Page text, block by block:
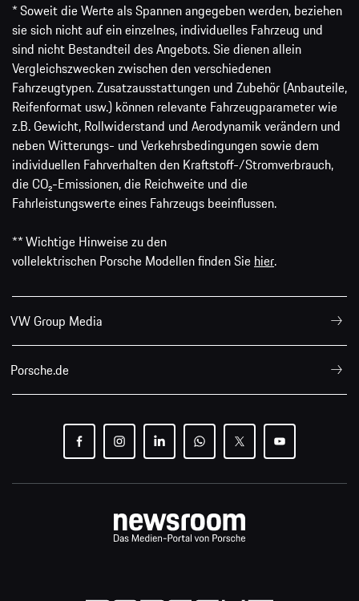
* Soweit die Werte als Spannen angegeben werden, beziehen
sie sich nicht auf ein einzelnes, individuelles Fahrzeug und
sind nicht Bestandteil des Angebots. Sie dienen allein
Vergleichszwecken zwischen den verschiedenen
Fahrzeugtypen. Zusatzausstattungen und Zubehör (Anbauteile,
Reifenformat usw.) können relevante Fahrzeugparameter wie
z.B. Gewicht, Rollwiderstand und Aerodynamik verändern und
neben Witterungs- und Verkehrsbedingungen sowie dem
individuellen Fahrverhalten den Kraftstoff-/Stromverbrauch,
die CO₂-Emissionen, die Reichweite und die
Fahrleistungswerte eines Fahrzeugs beeinflussen.
** Wichtige Hinweise zu den
vollelektrischen Porsche Modellen finden Sie hier.
VW Group Media
Porsche.de